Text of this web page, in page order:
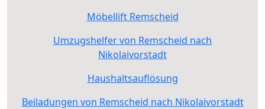
Möbellift Remscheid
Umzugshelfer von Remscheid nach
Nikolaivorstadt
Haushaltsauflösung
Beiladungen von Remscheid nach Nikolaivorstadt